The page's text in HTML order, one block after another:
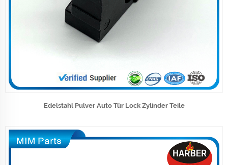
Edelstahl Pulver Auto Tür Lock Zylinder Teile